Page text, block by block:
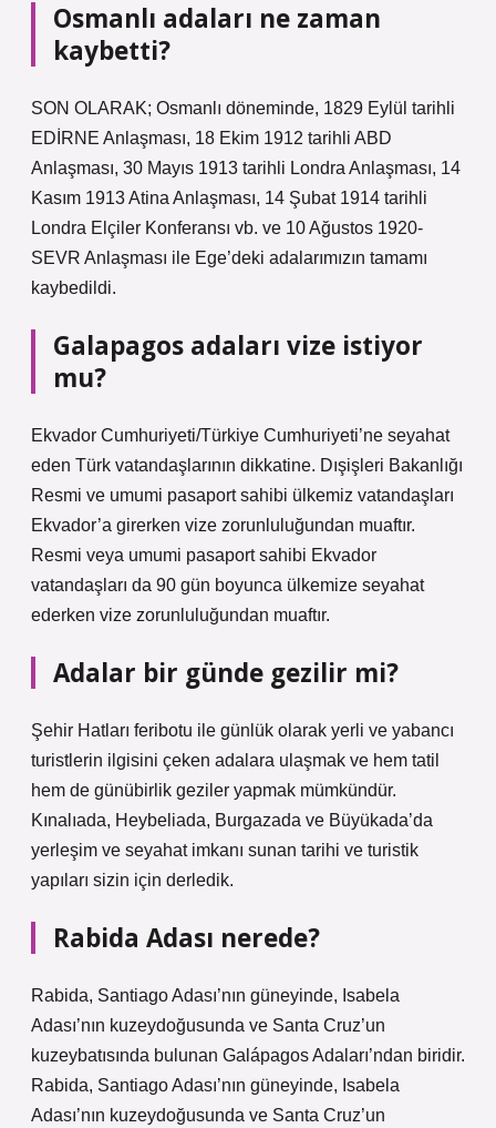
Osmanlı adaları ne zaman
kaybetti?
SON OLARAK; Osmanlı döneminde, 1829 Eylül tarihli
EDİRNE Anlaşması, 18 Ekim 1912 tarihli ABD
Anlaşması, 30 Mayıs 1913 tarihli Londra Anlaşması, 14
Kasım 1913 Atina Anlaşması, 14 Şubat 1914 tarihli
Londra Elçiler Konferansı vb. ve 10 Ağustos 1920-
SEVR Anlaşması ile Ege’deki adalarımızın tamamı
kaybedildi.
Galapagos adaları vize istiyor
mu?
Ekvador Cumhuriyeti/Türkiye Cumhuriyeti’ne seyahat
eden Türk vatandaşlarının dikkatine. Dışişleri Bakanlığı
Resmi ve umumi pasaport sahibi ülkemiz vatandaşları
Ekvador’a girerken vize zorunluluğundan muaftır.
Resmi veya umumi pasaport sahibi Ekvador
vatandaşları da 90 gün boyunca ülkemize seyahat
ederken vize zorunluluğundan muaftır.
Adalar bir günde gezilir mi?
Şehir Hatları feribotu ile günlük olarak yerli ve yabancı
turistlerin ilgisini çeken adalara ulaşmak ve hem tatil
hem de günübirlik geziler yapmak mümkündür.
Kınalıada, Heybeliada, Burgazada ve Büyükada’da
yerleşim ve seyahat imkanı sunan tarihi ve turistik
yapıları sizin için derledik.
Rabida Adası nerede?
Rabida, Santiago Adası’nın güneyinde, Isabela
Adası’nın kuzeydoğusunda ve Santa Cruz’un
kuzeybatısında bulunan Galápagos Adaları’ndan biridir.
Rabida, Santiago Adası’nın güneyinde, Isabela
Adası’nın kuzeydoğusunda ve Santa Cruz’un